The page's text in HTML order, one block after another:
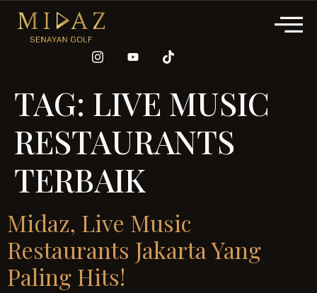
TAG: LIVE MUSIC
RESTAURANTS
TERBAIK
Midaz, Live Music
Restaurants Jakarta Yang
Paling Hits!